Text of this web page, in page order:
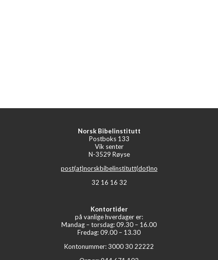
Norsk Bibelinstitutt
Postboks 133
Vik senter
N-3529 Røyse
post(at)norskbibelinstitutt(dot)no
32 16 16 32
Kontortider
på vanlige hverdager er:
Mandag – torsdag: 09.30 – 16.00
Fredag: 09.00 – 13.30
Kontonummer: 3000 30 22222